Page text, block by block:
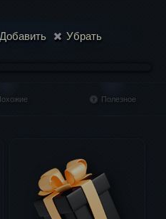
Добавить Убрать
Полезное